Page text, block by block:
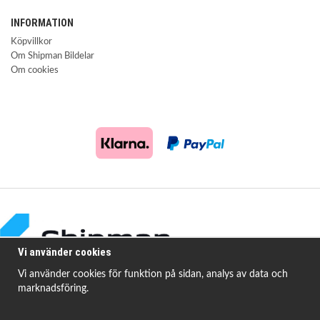
INFORMATION
Köpvillkor
Om Shipman Bildelar
Om cookies
Vi använder cookies
Vi använder cookies för funktion på sidan, analys av data och
marknadsföring.